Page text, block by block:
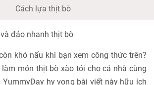
Cách lựa thịt bò
đảo nhanh thịt bò
khó nấu khi bạn xem công thức trên?
làm món thịt bò xào tỏi cho cả nhà cùng
hy vọng bài viết này hữu ích